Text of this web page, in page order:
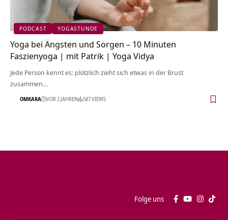
PODCAST YOGASTUNDE
Yoga bei Ängsten und Sorgen – 10 Minuten
Faszienyoga | mit Patrik | Yoga Vidya
Jede Person kennt es: plötzlich zieht sich etwas in der Brust
zusammen…
OMKARA VOR 2 JAHREN 587 VIEWS
Folge uns